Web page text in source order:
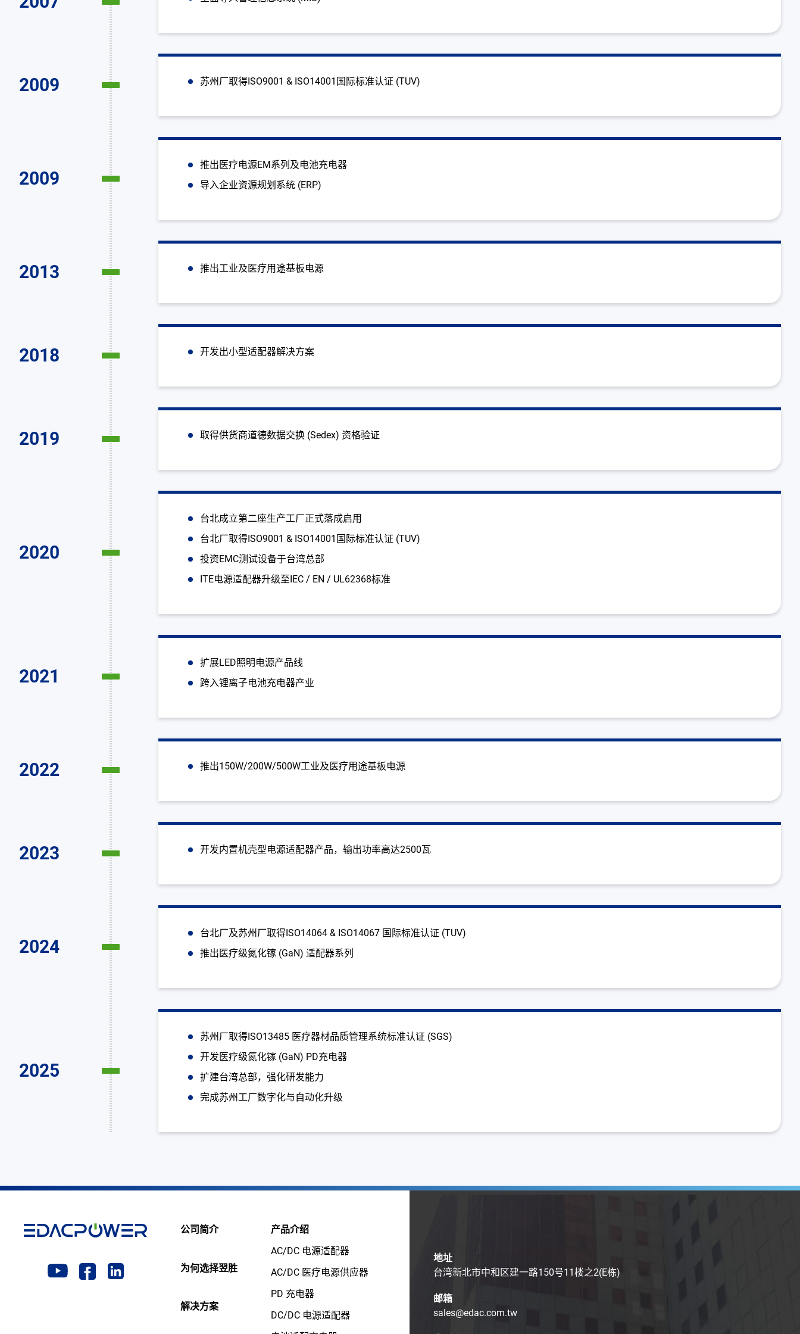
2009 苏州厂取得ISO9001 & ISO14001国际标准认证 (TUV)
2009
推出医疗电源EM系列及电池充电器
导入企业资源规划系统 (ERP)
2013 推出工业及医疗用途基板电源
2018 开发出小型适配器解决方案
2019 取得供货商道德数据交换 (Sedex) 资格验证
2020
台北成立第二座生产工厂正式落成启用
台北厂取得ISO9001 & ISO14001国际标准认证 (TUV)
投资EMC测试设备于台湾总部
ITE电源适配器升级至IEC / EN / UL62368标准
2021
扩展LED照明电源产品线
跨入锂离子电池充电器产业
2022 推出150W/200W/500W工业及医疗用途基板电源
2023 开发内置机壳型电源适配器产品，输出功率高达2500瓦
2024
台北厂及苏州厂取得ISO14064 & ISO14067 国际标准认证 (TUV)
推出医疗级氮化镓 (GaN) 适配器系列
2025
苏州厂取得ISO13485 医疗器材品质管理系统标准认证 (SGS)
开发医疗级氮化镓 (GaN) PD充电器
扩建台湾总部，强化研发能力
完成苏州工厂数字化与自动化升级
公司简介
为何选择翌胜
解决方案
产品介绍
AC/DC 电源适配器
AC/DC 医疗电源供应器
PD 充电器
DC/DC 电源适配器
地址
台湾新北市中和区建一路150号11楼之2(E栋)
邮箱
sales@edac.com.tw